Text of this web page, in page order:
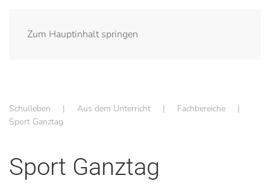
Zum Hauptinhalt springen
Schulleben Aus dem Unterricht
Fachbereiche
Sport Ganztag
Sport Ganztag